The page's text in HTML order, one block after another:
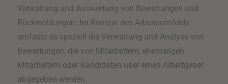
Verwaltung und Auswertung von Bewertungen und
Rückmeldungen. Im Kontext des Arbeitsumfelds
umfasst es speziell die Verwaltung und Analyse von
Bewertungen, die von Mitarbeitern, ehemaligen
Mitarbeitern oder Kandidaten über einen Arbeitgeber
abgegeben werden.